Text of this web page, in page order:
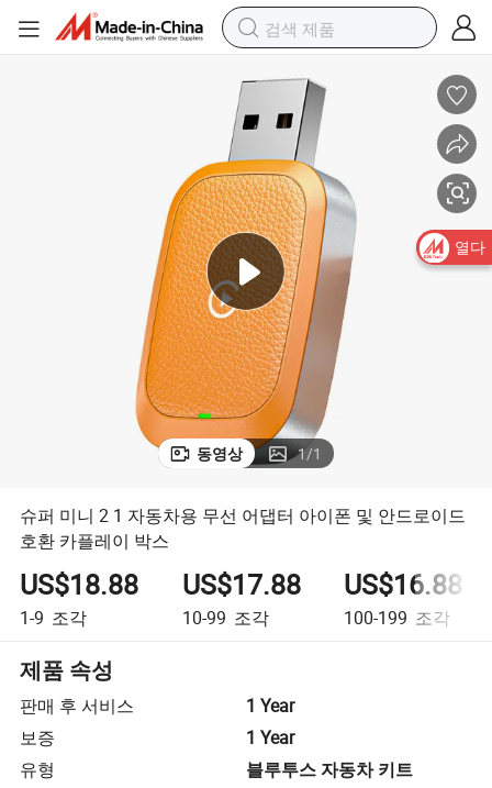
동영상 1/1
슈퍼 미니 2 1 자동차용 무선 어댑터 아이폰 및 안드로이드
호환 카플레이 박스
US$18.88
1-9 조각
US$17.88
10-99 조각
US$16.88
100-199 조각
제품 속성
판매 후 서비스
1 Year
보증
1 Year
유형
블루투스 자동차 키트
열다